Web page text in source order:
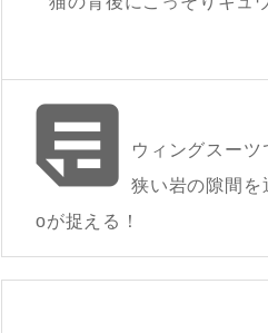

ウィングスーツ
狭い岩の隙間を
oが捉える！